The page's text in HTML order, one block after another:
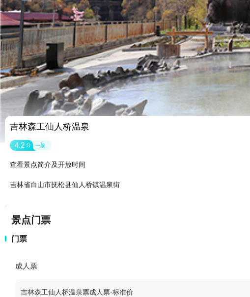
吉林森工仙人桥温泉
4.2 分 一般
查看景点简介及开放时间
吉林省白山市抚松县仙人桥镇温泉街
景点门票
门票
成人票
吉林森工仙人桥温泉票成人票-标准价